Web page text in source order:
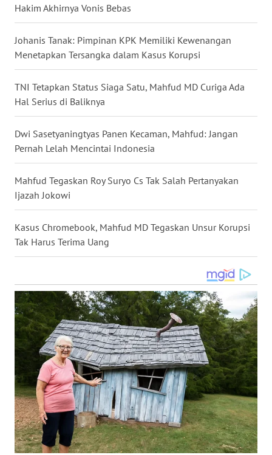
Hakim Akhirnya Vonis Bebas
Johanis Tanak: Pimpinan KPK Memiliki Kewenangan
Menetapkan Tersangka dalam Kasus Korupsi
TNI Tetapkan Status Siaga Satu, Mahfud MD Curiga Ada
Hal Serius di Baliknya
Dwi Sasetyaningtyas Panen Kecaman, Mahfud: Jangan
Pernah Lelah Mencintai Indonesia
Mahfud Tegaskan Roy Suryo Cs Tak Salah Pertanyakan
Ijazah Jokowi
Kasus Chromebook, Mahfud MD Tegaskan Unsur Korupsi
Tak Harus Terima Uang
WN
WN
JOGJA
WN
JATIM
WN
BALI
WN
KALBAR
WN
WN
KALTARA
WN
KALSEL
WN
KALTIM
WN
SULSEL